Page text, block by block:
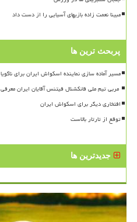
مبینا نعمت زاده بازیهای آسیایی را از دست داد
پربحث ترین ها
مسیر آماده سازی نماینده اسکواش ایران برای ناگویا
افتخاری دیگر برای اسکواش ایران
توقع از تارتار بالاست
جدیدترین ها